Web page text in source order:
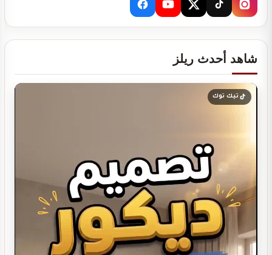
تصميم ديكور مطعم مندي عصري يجذب الزبائن…
شاهد أحدث ريلز
تيك توك